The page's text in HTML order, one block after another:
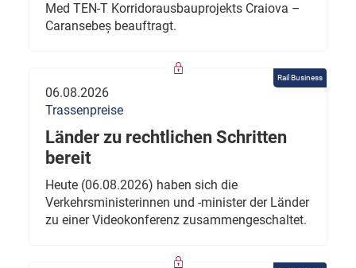
Med TEN-T Korridorausbauprojekts Craiova –
Caransebeș beauftragt.
Rail Business
06.08.2026
Trassenpreise
Länder zu rechtlichen Schritten
bereit
Heute (06.08.2026) haben sich die
Verkehrsministerinnen und -minister der Länder
zu einer Videokonferenz zusammengeschaltet.